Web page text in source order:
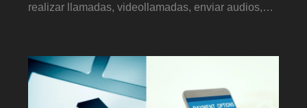
realizar llamadas, videollamadas, enviar audios,…